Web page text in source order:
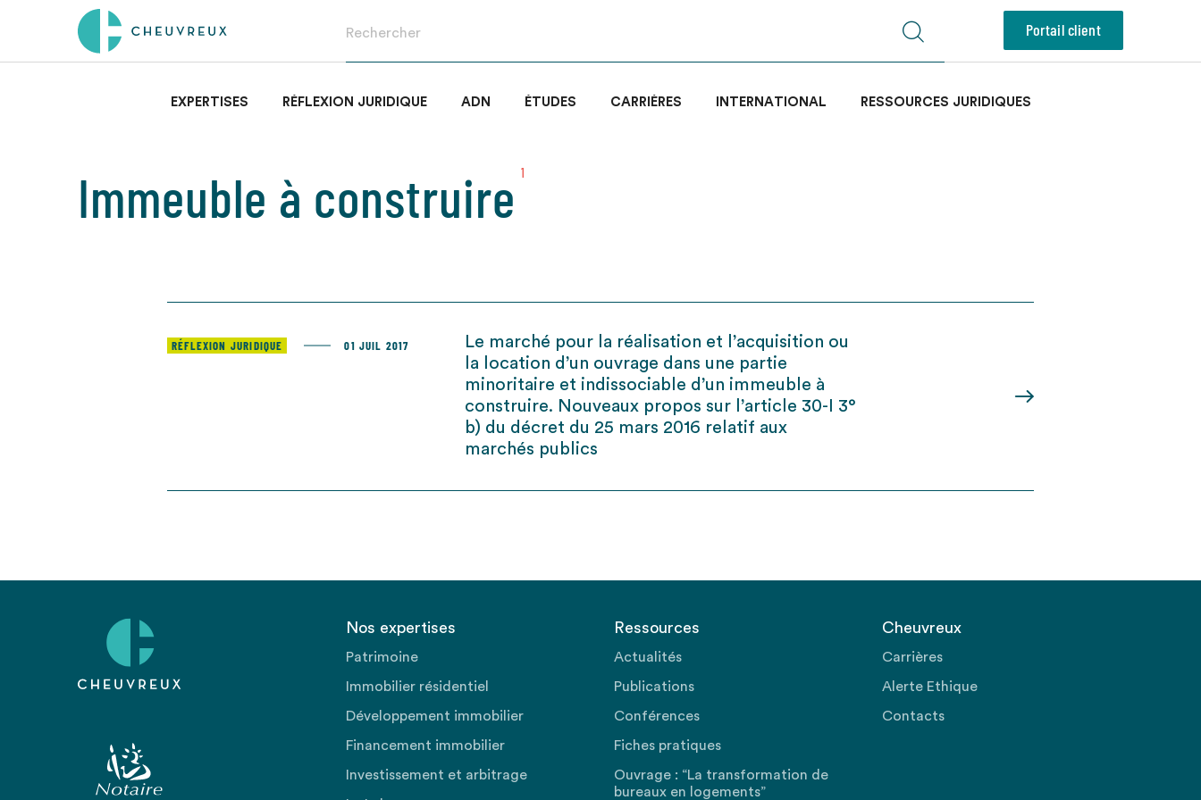
Portail client
EXPERTISES RÉFLEXION JURIDIQUE ADN ÉTUDES CARRIÈRES INTERNATIONAL RESSOURCES JURIDIQUES
Immeuble à construire 1
RÉFLEXION JURIDIQUE 01 JUIL 2017
Le marché pour la réalisation et l’acquisition ou
la location d’un ouvrage dans une partie
minoritaire et indissociable d’un immeuble à
construire. Nouveaux propos sur l’article 30-I 3°
b) du décret du 25 mars 2016 relatif aux
marchés publics
Nos expertises
Patrimoine
Immobilier résidentiel
Développement immobilier
Financement immobilier
Investissement et arbitrage
Ressources
Actualités
Publications
Conférences
Fiches pratiques
Ouvrage : “La transformation de
bureaux en logements”
Cheuvreux
Carrières
Alerte Ethique
Contacts